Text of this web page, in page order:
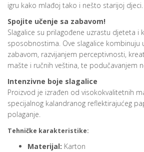
igru kako mlađoj tako i nešto starijoj djeci.
Spojite učenje sa zabavom!
Slagalice su prilagođene uzrastu djeteta i
sposobnostima. Ove slagalice kombinuju
zabavom, razvijanjem perceptivnosti,
mašte i ručnih veština, te podučavanjem
Intenzivne boje slagalice
Proizvod je izrađen od visokokvalitetnih
specijalnog kalandranog reflektirajućeg
polaganje.
Tehničke karakteristike:
Materijal: Karton